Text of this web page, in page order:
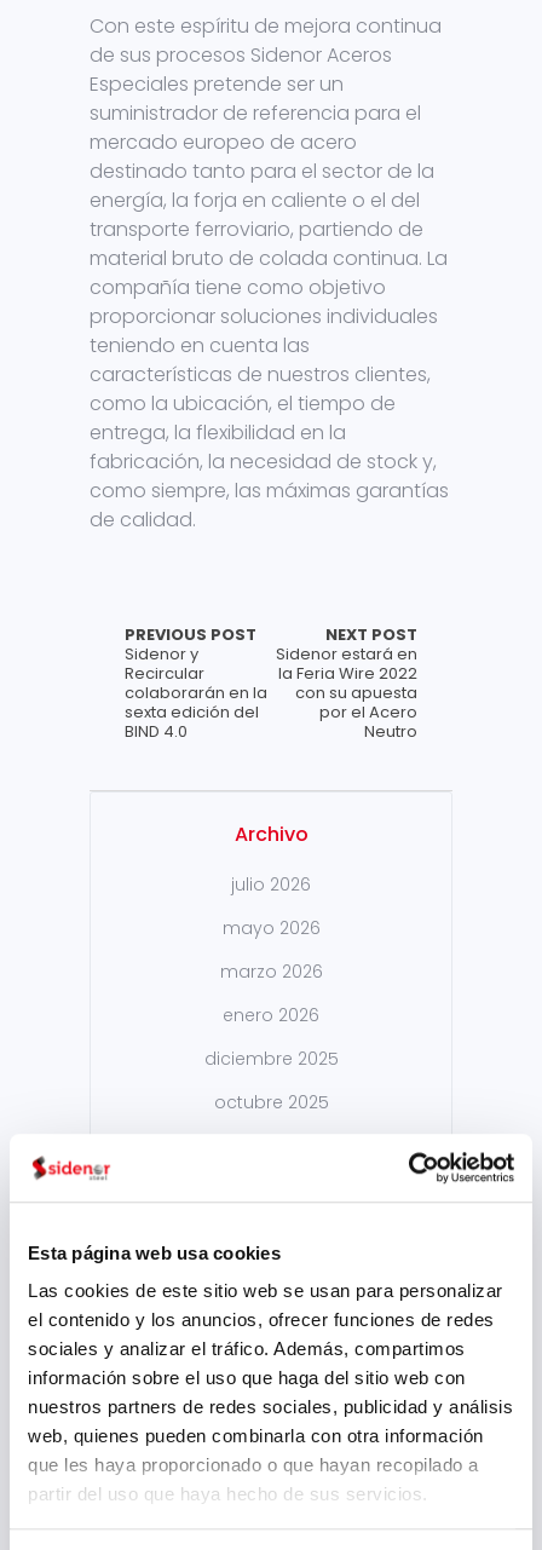
Esta página web usa cookies
Las cookies de este sitio web se usan para personalizar
el contenido y los anuncios, ofrecer funciones de redes
sociales y analizar el tráfico. Además, compartimos
información sobre el uso que haga del sitio web con
nuestros partners de redes sociales, publicidad y análisis
web, quienes pueden combinarla con otra información
que les haya proporcionado o que hayan recopilado a
partir del uso que haya hecho de sus servicios.
Con este espíritu de mejora continua
de sus procesos Sidenor Aceros
Especiales pretende ser un
suministrador de referencia para el
mercado europeo de acero
destinado tanto para el sector de la
energía, la forja en caliente o el del
transporte ferroviario, partiendo de
material bruto de colada continua. La
compañía tiene como objetivo
proporcionar soluciones individuales
teniendo en cuenta las
características de nuestros clientes,
como la ubicación, el tiempo de
entrega, la flexibilidad en la
fabricación, la necesidad de stock y,
como siempre, las máximas garantías
de calidad.
PREVIOUS POST
Sidenor y
Recircular
colaborarán en la
sexta edición del
BIND 4.0
NEXT POST
Sidenor estará en
la Feria Wire 2022
con su apuesta
por el Acero
Neutro
Archivo
julio 2026
mayo 2026
marzo 2026
enero 2026
diciembre 2025
octubre 2025
abril 2025
marzo 2025
febrero 2025
enero 2025
diciembre 2024